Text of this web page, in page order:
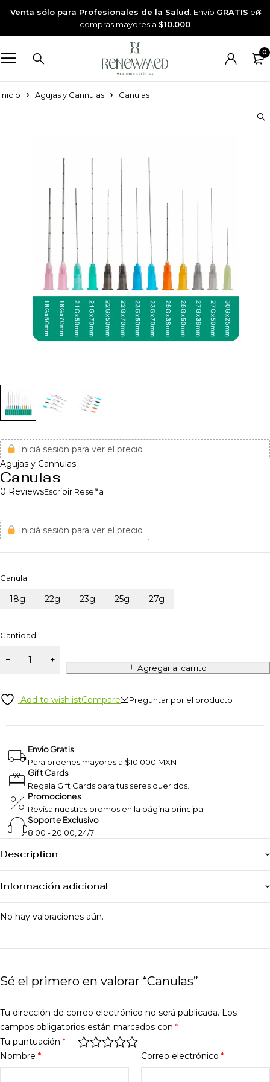
Venta sólo para Profesionales de la Salud . Envío GRATIS en
compras mayores a $10.000
0
Inicio Agujas y Cannulas Canulas
Iniciá sesión para ver el precio
Agujas y Cannulas
Canulas
0 ReviewsEscribir Reseña
Iniciá sesión para ver el precio
Canula
18g 22g 23g 25g 27g
Cantidad
Agregar al carrito
Add to wishlistCompare Preguntar por el producto
Envío Gratis
Para ordenes mayores a $10.000 MXN
Gift Cards
Regala Gift Cards para tus seres queridos.
Promociones
Revisa nuestras promos en la página principal
Soporte Exclusivo
8:00 - 20:00, 24/7
Description
Información adicional
No hay valoraciones aún.
Sé el primero en valorar “Canulas”
Tu dirección de correo electrónico no será publicada. Los
campos obligatorios están marcados con *
Tu puntuación *
Nombre * Correo electrónico *